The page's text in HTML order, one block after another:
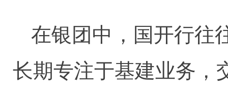
在银团中，国开行往
长期专注于基建业务，